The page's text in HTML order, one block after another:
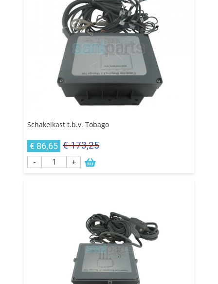
Schakelkast t.b.v. Tobago
€ 86,65 € 173,25
- +